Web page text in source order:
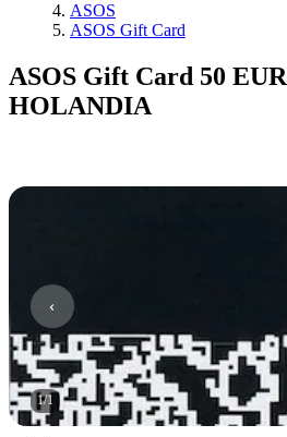
ASOS
ASOS Gift Card
ASOS Gift Card 50
HOLANDIA
1/1